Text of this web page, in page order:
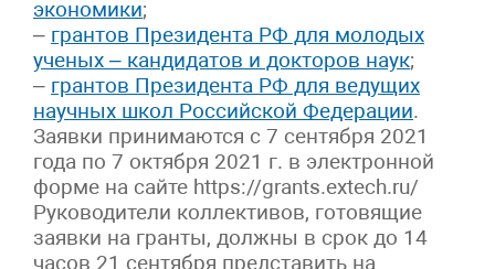
экономики;
– грантов Президента РФ для молодых
ученых – кандидатов и докторов наук;
– грантов Президента РФ для ведущих
научных школ Российской Федерации.
Заявки принимаются с 7 сентября 2021
года по 7 октября 2021 г. в электронной
форме на сайте https://grants.extech.ru/
Руководители коллективов, готовящие
заявки на гранты, должны в срок до 14
часов 21 сентября представить на